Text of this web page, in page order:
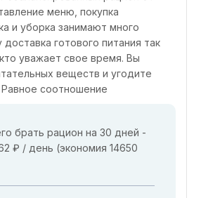
меню, покупка
и уборка занимают много
готового питания так
уважает свое время. Вы
веществ и угодите
соотношение
брать рацион на 30 дней -
₽ / день (экономия 14650